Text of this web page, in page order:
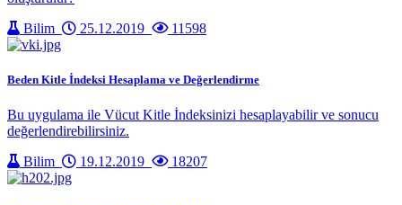
Bilim
25.12.2019 11598
Beden Kitle İndeksi Hesaplama ve Değerlendirme
Bu uygulama ile Vücut Kitle İndeksinizi hesaplayabilir ve sonucu
değerlendirebilirsiniz.
Bilim
19.12.2019 18207